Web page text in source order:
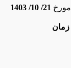
مورخ 21/ 10/ 1403
زمان